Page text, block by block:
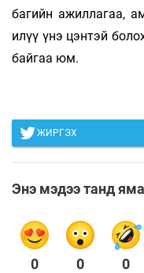
багийн ажиллагаа,
илүү үнэ цэнтэй
байгаа юм.
ЖИРГЭХ
Энэ мэдээ танд
0 0 0